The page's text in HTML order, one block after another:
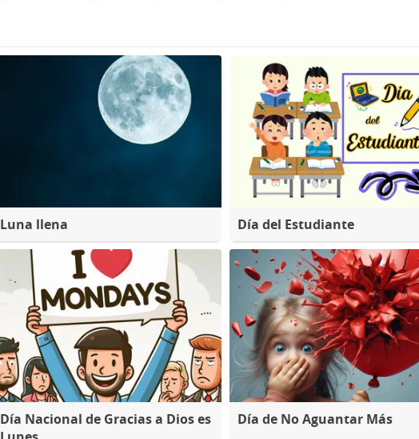
Luna llena Día del Estudiante
Día Nacional de Gracias a Dios es
Día de No Aguantar Más